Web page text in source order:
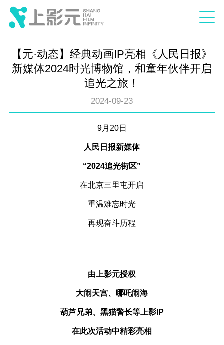
【元·动态】经典动画IP亮相《人民日报》
新媒体2024时光博物馆，和童年伙伴开启
追光之旅！
2024-09-23
9月20日
人民日报新媒体
“2024追光街区”
在北京三里屯开启
重温难忘时光
再现奋斗历程
由上影元授权
大闹天宫、哪吒闹海
葫芦兄弟、黑猫警长等上影IP
在此次活动中精彩亮相